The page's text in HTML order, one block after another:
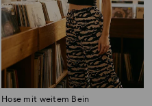
Hose mit weitem Bein